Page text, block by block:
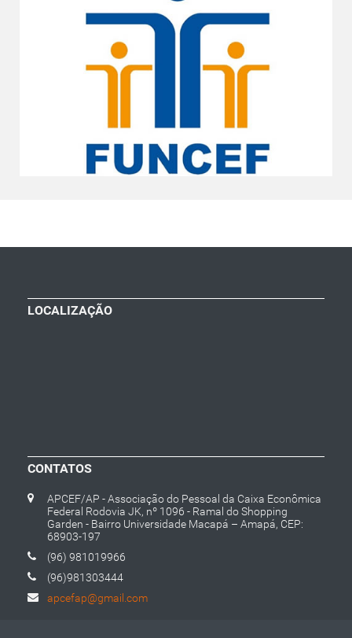
LOCALIZAÇÃO
CONTATOS
APCEF/AP - Associação do Pessoal da Caixa Econômica
Federal Rodovia JK, nº 1096 - Ramal do Shopping
Garden - Bairro Universidade Macapá – Amapá, CEP:
68903-197
(96) 981019966
(96)981303444
apcefap@gmail.com